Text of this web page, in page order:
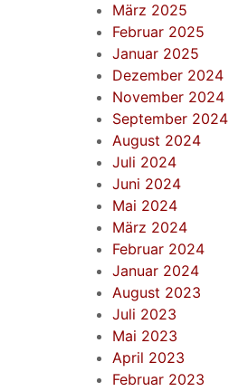
März 2025
Februar 2025
Januar 2025
Dezember 2024
November 2024
September 2024
August 2024
Juli 2024
Juni 2024
Mai 2024
März 2024
Februar 2024
Januar 2024
August 2023
Juli 2023
Mai 2023
April 2023
Februar 2023